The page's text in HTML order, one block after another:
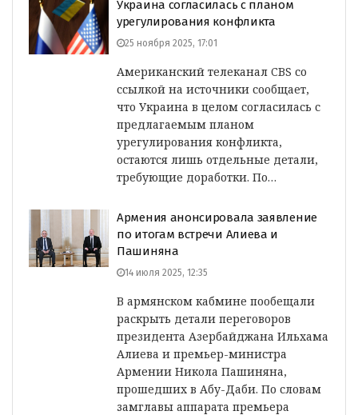
Украина согласилась с планом
урегулирования конфликта
25 ноября 2025, 17:01
Американский телеканал CBS со
ссылкой на источники сообщает,
что Украина в целом согласилась с
предлагаемым планом
урегулирования конфликта,
остаются лишь отдельные детали,
требующие доработки. По…
Армения анонсировала заявление
по итогам встречи Алиева и
Пашиняна
14 июля 2025, 12:35
В армянском кабмине пообещали
раскрыть детали переговоров
президента Азербайджана Ильхама
Алиева и премьер-министра
Армении Никола Пашиняна,
прошедших в Абу-Даби. По словам
замглавы аппарата премьера